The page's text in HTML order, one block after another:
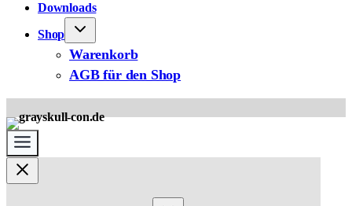
Downloads
Shop
Warenkorb
AGB für den Shop